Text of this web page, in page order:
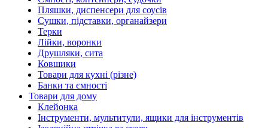
Пляшки, диспенсери для соусів
Сушки, підставки, органайзери
Терки
Лійки, воронки
Друшляки, сита
Ковшики
Товари для кухні (різне)
Банки та ємності
Товари для дому
Клейонка
Інструменти, мультитули, ящики для інструментів